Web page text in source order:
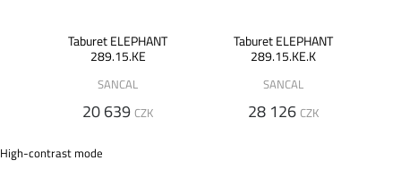
Taburet ELEPHANT
289.15.KE
SANCAL
20 639 CZK
Taburet ELEPHANT
289.15.KE.K
SANCAL
28 126 CZK
High-contrast mode